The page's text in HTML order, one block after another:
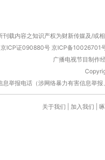
刊载内容之知识产权为财新传媒及/或
京ICP证090880号 京ICP备10026701
广播电视节目制作
息举报电话（涉网络暴力有害信息
关于我们 加入我们